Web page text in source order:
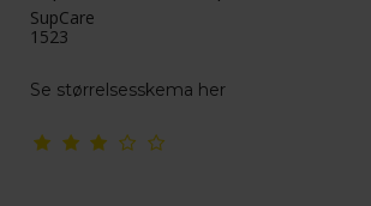
SupCare
1523
Se størrelsesskema her